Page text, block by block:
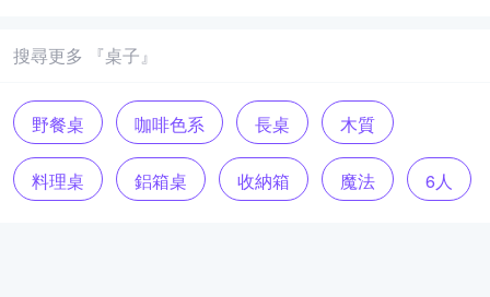
搜尋更多 『桌子』
野餐桌 咖啡色系 長桌 木質
料理桌 鋁箱桌 收納箱 魔法 6人